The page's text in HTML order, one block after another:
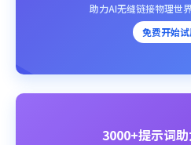
助力AI无缝链接物理世
免费开始
3000+提示词